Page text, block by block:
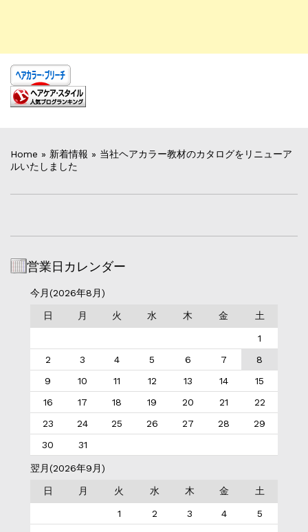
Home » 新着情報 » 当社ヘアカラー教材のカタログをリニューア
ルいたしました
営業日カレンダー
今月(2026年8月)
日 月 火 水 木 金 土
1
2
3 4 5 6 7
8
9
10 11 12 13 14
15
16
17 18 19 20 21
22
23
24 25 26 27 28
29
30
31
翌月(2026年9月)
日 月 火 水 木 金 土
1 2 3 4
5